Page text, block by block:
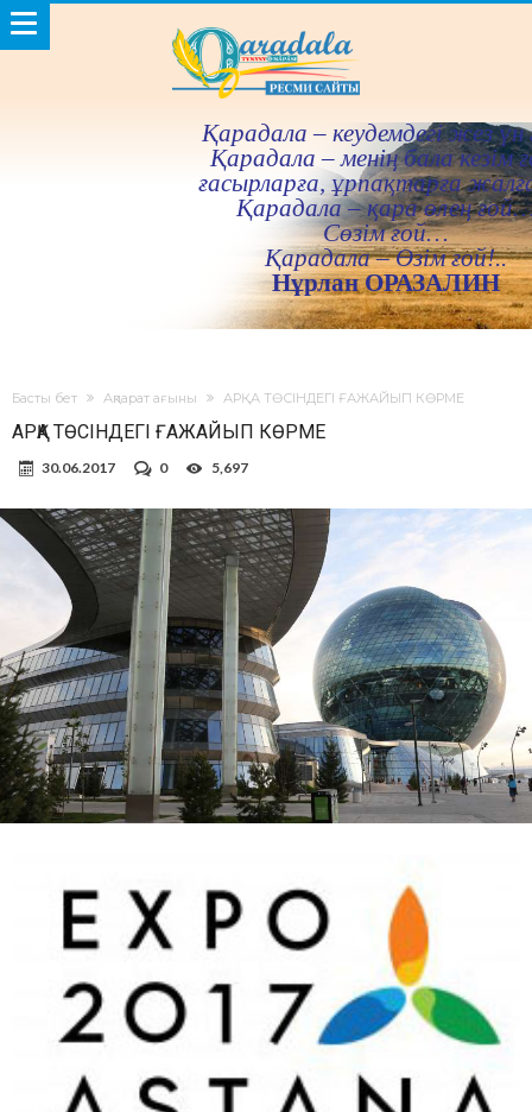
Қарадала – кеудемдегi жез үн
Қарадала – менiң бала кезiм
ғасырларға, ұрпақтарға
Қарадала – қара өлең
Сөзiм ғой…
Қарадала – Өзiм ғой!..
Нұрлан ОРАЗАЛИН
Басты бет Ақпарат ағыны АРҚА ТӨСІНДЕГІ ҒАЖАЙЫП КӨРМЕ
АРҚА ТӨСІНДЕГІ ҒАЖАЙЫП КӨРМЕ
30.06.2017 0 5,697